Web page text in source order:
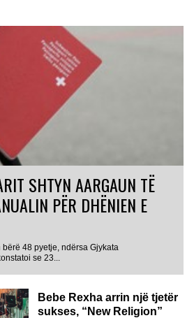
SHTYN AARGAUN TË
PËR DHËNIEN E
48 pyetje, ndërsa Gjykata
se 23...
Bebe Rexha arrin një tjetër
sukses, “New Religion”